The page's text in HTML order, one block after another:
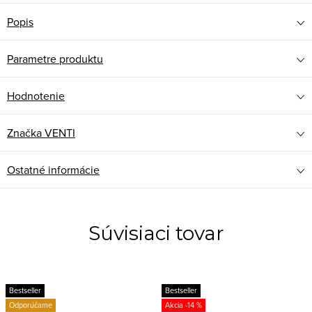
Popis
Parametre produktu
Hodnotenie
ZnačkaVENTI
Ostatné informácie
Súvisiaci tovar
Bestseller
Odporúčame
Bestseller
-14 %